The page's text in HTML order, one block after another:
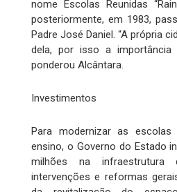
nome Escolas Reunidas
posteriormente, em 1983,
Padre José Daniel. “A própria
dela, por isso a importância
ponderou Alcântara.
Investimentos
Para modernizar as
ensino, o Governo do Estado
milhões na infraestrutura
intervenções e reformas